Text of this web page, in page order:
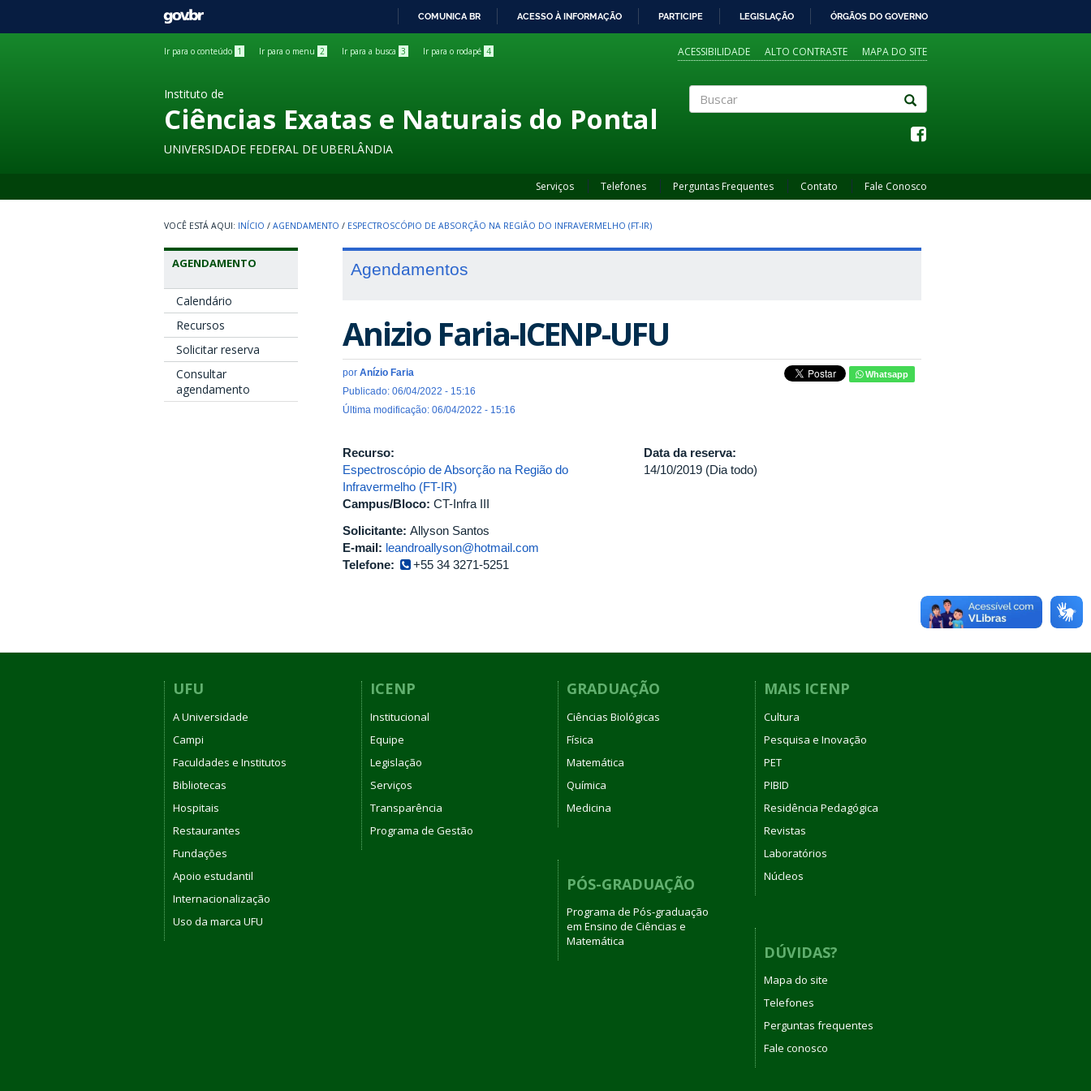
GOVBR
COMUNICA BR ACESSO À INFORMAÇÃO PARTICIPE LEGISLAÇÃO ÓRGÃOS DO GOVERNO
Ir para o conteúdo 1 Ir para o menu 2 Ir para a busca 3 Ir para o rodapé 4 ACESSIBILIDADE ALTO CONTRASTE MAPA DO SITE
Instituto de
Ciências Exatas e Naturais do Pontal
UNIVERSIDADE FEDERAL DE UBERLÂNDIA
Serviços Telefones Perguntas Frequentes Contato Fale Conosco
INÍCIO / AGENDAMENTO / ESPECTROSCÓPIO DE ABSORÇÃO NA REGIÃO DO INFRAVERMELHO (FT-IR)
AGENDAMENTO
Calendário
Recursos
Solicitar reserva
Consultar
agendamento
Agendamentos
Anizio Faria-ICENP-UFU
por Anízio Faria
Publicado: 06/04/2022 - 15:16
Última modificação: 06/04/2022 - 15:16
Whatsapp
Recurso:
Espectroscópio de Absorção na Região do
Infravermelho (FT-IR)
Campus/Bloco: CT-Infra III
Solicitante: Allyson Santos
E-mail: leandroallyson@hotmail.com
Telefone:
+55 34 3271-5251
Data da reserva:
14/10/2019 (Dia todo)
UFU
A Universidade
Campi
Faculdades e Institutos
Bibliotecas
Hospitais
Restaurantes
Fundações
Apoio estudantil
Internacionalização
Uso da marca UFU
ICENP
Institucional
Equipe
Legislação
Serviços
Transparência
Programa de Gestão
GRADUAÇÃO
Ciências Biológicas
Física
Matemática
Química
Medicina
PÓS-GRADUAÇÃO
Programa de Pós-graduação
em Ensino de Ciências e
Matemática
MAIS ICENP
Cultura
Pesquisa e Inovação
PET
PIBID
Residência Pedagógica
Revistas
Laboratórios
Núcleos
DÚVIDAS?
Mapa do site
Telefones
Perguntas frequentes
Fale conosco